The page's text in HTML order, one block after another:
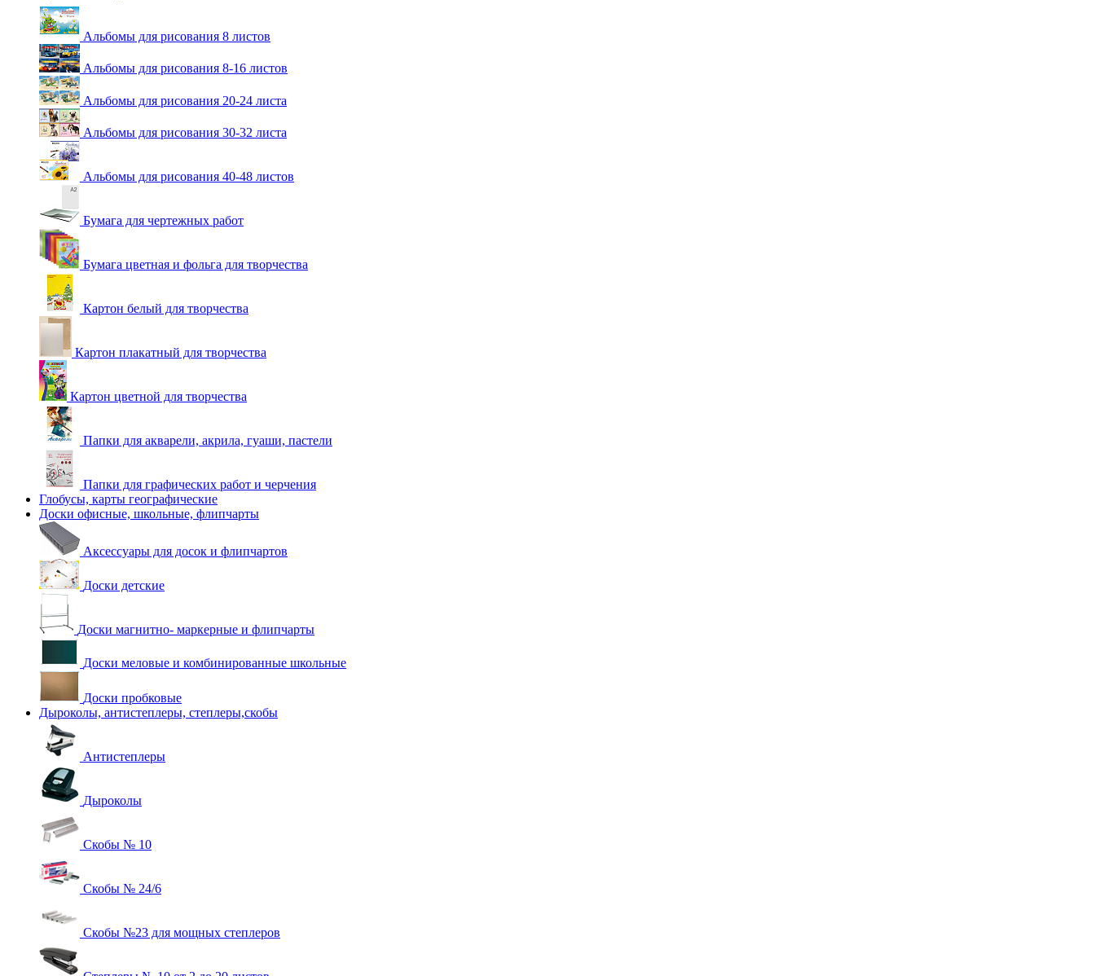
Альбомы для рисования 8 листов
Альбомы для рисования 8-16 листов
Альбомы для рисования 20-24 листа
Альбомы для рисования 30-32 листа
Альбомы для рисования 40-48 листов
Бумага для чертежных работ
Бумага цветная и фольга для творчества
Картон белый для творчества
Картон плакатный для творчества
Картон цветной для творчества
Папки для акварели, акрила, гуаши, пастели
Папки для графических работ и черчения
Глобусы, карты географические
Доски офисные, школьные, флипчарты
Аксессуары для досок и флипчартов
Доски детские
Доски магнитно- маркерные и флипчарты
Доски меловые и комбинированные школьные
Доски пробковые
Дыроколы, антистеплеры, степлеры,скобы
Антистеплеры
Дыроколы
Скобы № 10
Скобы № 24/6
Скобы №23 для мощных степлеров